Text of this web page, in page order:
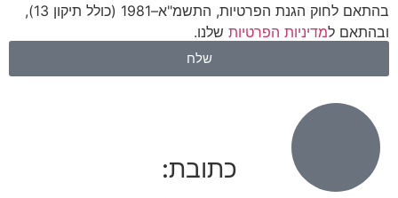
בהתאם לחוק הגנת הפרטיות, התשמ"א–1981 (כולל תיקון 13),
ובהתאם ל מדיניות הפרטיותשלנו.
שלח
כתובת: